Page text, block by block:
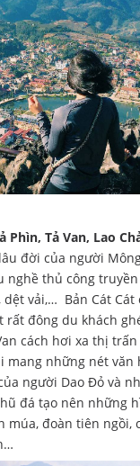
Phìn, Tả Van, Lao
đời của người
nghề thủ công
dệt vải,… Bản Cát
rất đông du khách
cách hơi xa thị
mang những nét văn
người Dao Đỏ và
đá tạo nên những
đoàn tiên ngồi,